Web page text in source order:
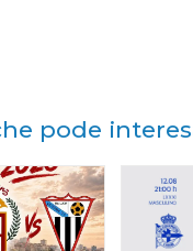
pode